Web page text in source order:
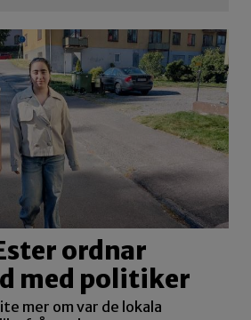
ordnar
med politiker
mer om var de lokala